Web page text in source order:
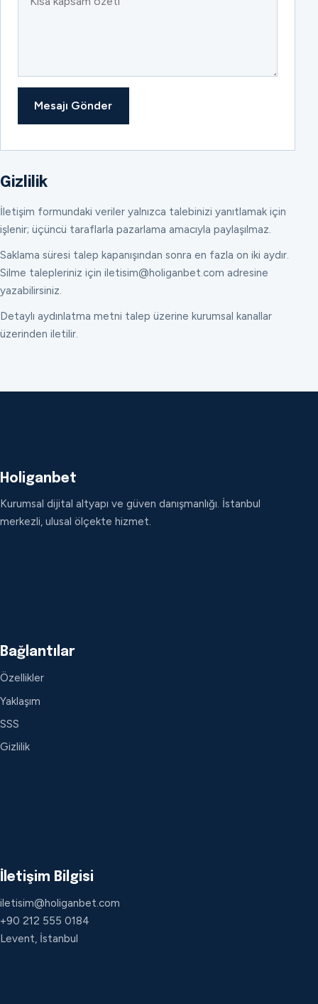
Mesajı Gönder
Gizlilik
İletişim formundaki veriler yalnızca talebinizi yanıtlamak için
işlenir; üçüncü taraflarla pazarlama amacıyla paylaşılmaz.
Saklama süresi talep kapanışından sonra en fazla on iki aydır.
Silme talepleriniz için iletisim@holiganbet.com adresine
yazabilirsiniz.
Detaylı aydınlatma metni talep üzerine kurumsal kanallar
üzerinden iletilir.
Holiganbet
Kurumsal dijital altyapı ve güven danışmanlığı. İstanbul
merkezli, ulusal ölçekte hizmet.
Bağlantılar
Özellikler
Yaklaşım
SSS
Gizlilik
İletişim Bilgisi
iletisim@holiganbet.com
+90 212 555 0184
Levent, İstanbul